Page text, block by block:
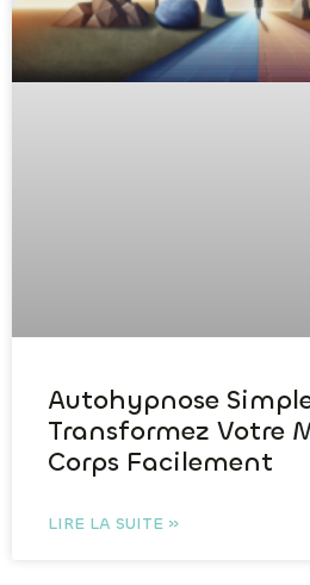
Autohypnose
Transformez Votre
Corps Facilement
LIRE LA SUITE »